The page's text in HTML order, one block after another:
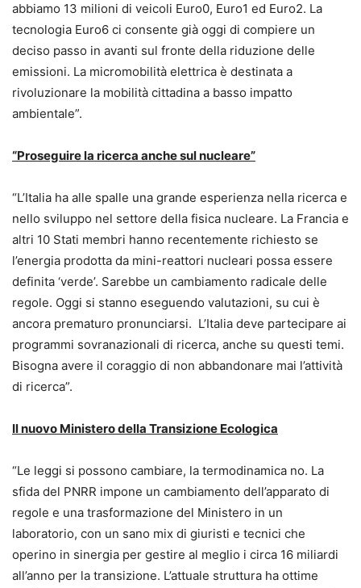
abbiamo 13 milioni di veicoli Euro0, Euro1 ed Euro2. La
tecnologia Euro6 ci consente già oggi di compiere un
deciso passo in avanti sul fronte della riduzione delle
emissioni. La micromobilità elettrica è destinata a
rivoluzionare la mobilità cittadina a basso impatto
ambientale”.
“Proseguire la ricerca anche sul nucleare”
“L’Italia ha alle spalle una grande esperienza nella ricerca e
nello sviluppo nel settore della fisica nucleare. La Francia e
altri 10 Stati membri hanno recentemente richiesto se
l’energia prodotta da mini-reattori nucleari possa essere
definita ‘verde’. Sarebbe un cambiamento radicale delle
regole. Oggi si stanno eseguendo valutazioni, su cui è
ancora prematuro pronunciarsi. L’Italia deve partecipare ai
programmi sovranazionali di ricerca, anche su questi temi.
Bisogna avere il coraggio di non abbandonare mai l’attività
di ricerca”.
Il nuovo Ministero della Transizione Ecologica
“Le leggi si possono cambiare, la termodinamica no. La
sfida del PNRR impone un cambiamento dell’apparato di
regole e una trasformazione del Ministero in un
laboratorio, con un sano mix di giuristi e tecnici che
operino in sinergia per gestire al meglio i circa 16 miliardi
all’anno per la transizione. L’attuale struttura ha ottime